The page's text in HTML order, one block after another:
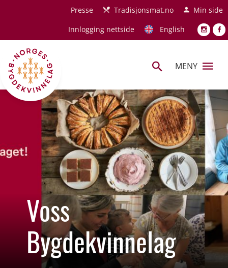
Hopp til hovedinnholdPresse Tradisjonsmat.no
Min side
Innlogging nettside
English
MENY
Voss
Bygdekvinnelag